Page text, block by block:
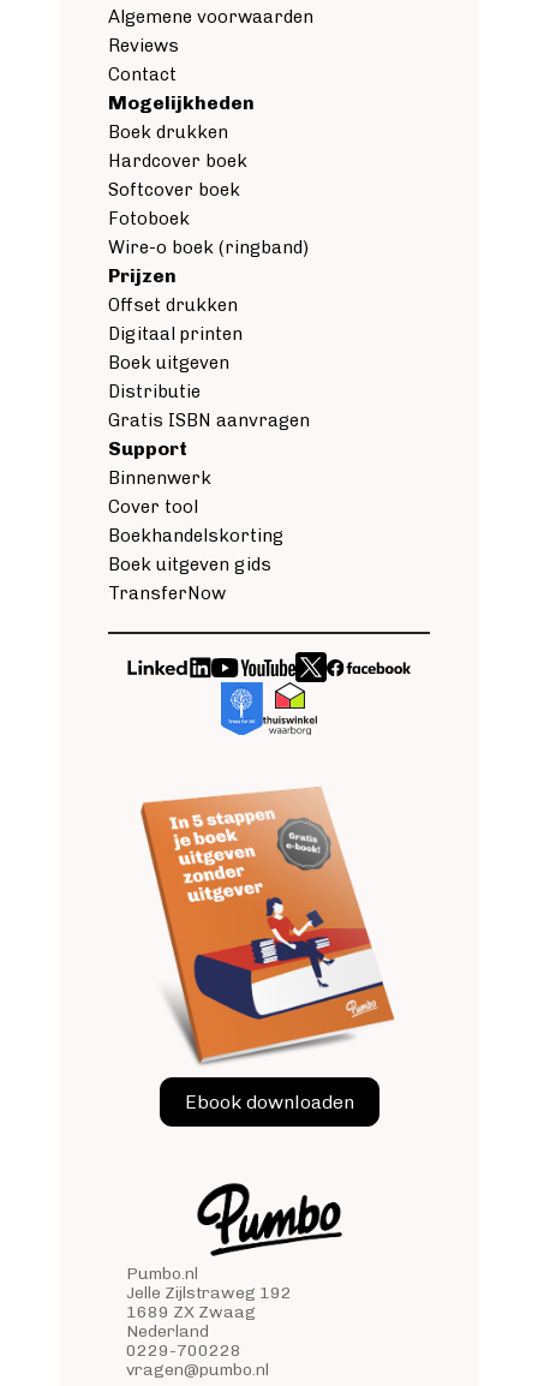
Pumbo.nl
Jelle Zijlstraweg 192
1689 ZX Zwaag
Nederland
0229-700228
vragen@pumbo.nl
Algemene voorwaarden
Reviews
Contact
Mogelijkheden
Boek drukken
Hardcover boek
Softcover boek
Fotoboek
Wire-o boek (ringband)
Prijzen
Offset drukken
Digitaal printen
Boek uitgeven
Distributie
Gratis ISBN aanvragen
Support
Binnenwerk
Cover tool
Boekhandelskorting
Boek uitgeven gids
TransferNow
Image Image ImageImage
ImageImage
Ebook downloaden